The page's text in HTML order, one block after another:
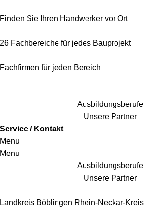
Finden Sie Ihren Handwerker vor Ort
26 Fachbereiche für jedes Bauprojekt
Fachfirmen für jeden Bereich
Ausbildungsberufe
Unsere Partner
Service / Kontakt
Menu
Menu
Ausbildungsberufe
Unsere Partner
Landkreis Böblingen Rhein-Neckar-Kreis